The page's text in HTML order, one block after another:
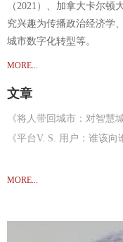
（2021）、加拿大卡尔
究兴趣为传播政治经济学
城市数字化转型等。
MORE...
文章
《将人带回城市：对智慧
MORE...